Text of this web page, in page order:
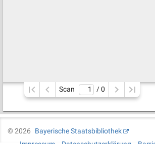
Scan / 0
©2026
Bayerische Staatsbibliothek